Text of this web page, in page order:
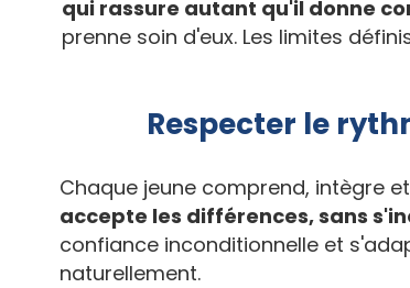
qui rassure autant qu'il donne
prenne soin d'eux. Les limites
Respecter le
Chaque jeune comprend, intègre
accepte les différences, sans
confiance inconditionnelle et
naturellement.